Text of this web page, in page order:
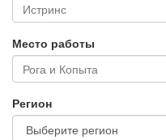
Место работы
Регион